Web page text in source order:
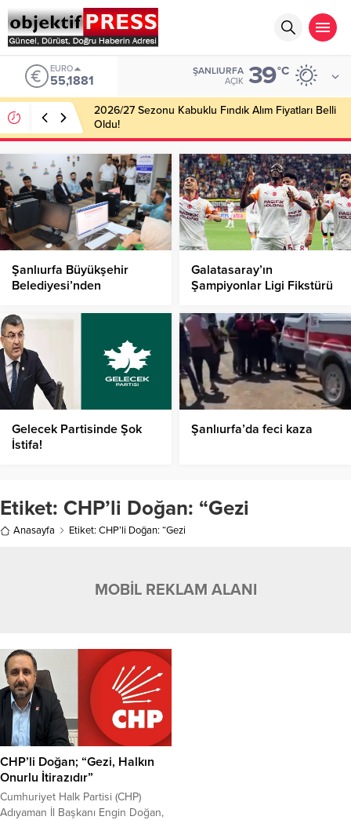
EURO
55,1881
ŞANLIURFA
AÇIK 39°C
2026/27 Sezonu Kabuklu Fındık Alım Fiyatları Belli
Oldu!
Şanlıurfa Büyükşehir
Belediyesi’nden
tercih desteği
Galatasaray’ın
Şampiyonlar Ligi Fikstürü
Gelecek Partisinde Şok
İstifa!
Şanlıurfa’da feci kaza
Etiket: CHP’li Doğan: “Gezi
Anasayfa Etiket: CHP’li Doğan: “Gezi
MOBİL REKLAM ALANI
CHP’li Doğan; “Gezi, Halkın
Onurlu İtirazıdır”
Cumhuriyet Halk Partisi (CHP)
Adıyaman İl Başkanı Engin Doğan,